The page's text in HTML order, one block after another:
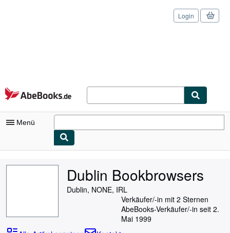
Zum Hauptinhalt
AbeBooks.de
Login
Menü
Meine Bestellungen
Sammlungen
Dublin Bookbrowsers
Dublin, NONE, IRL
Verkäufer/-in mit 2 Sternen
AbeBooks-Verkäufer/-in seit 2.
Mai 1999